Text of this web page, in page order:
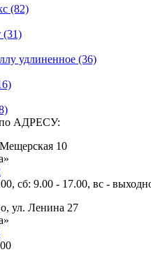
(82)
(31)
удлиненное (36)
АДРЕСУ:
10
сб: 9.00 - 17.00, вс -
ул. Ленина 27